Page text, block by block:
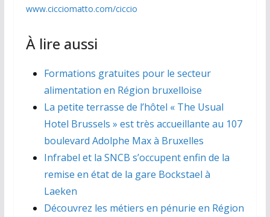
www.cicciomatto.com/ciccio
À lire aussi
Formations gratuites pour le secteur
alimentation en Région bruxelloise
La petite terrasse de l’hôtel « The Usual
Hotel Brussels » est très accueillante au 107
boulevard Adolphe Max à Bruxelles
Infrabel et la SNCB s’occupent enfin de la
remise en état de la gare Bockstael à
Laeken
Découvrez les métiers en pénurie en Région